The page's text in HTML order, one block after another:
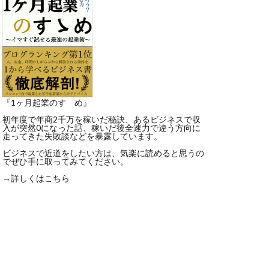
『1ヶ月起業のすゝめ』
初年度で年商2千万を稼いだ秘訣、あるビジネスで収
入が突然0になった話、稼いだ後全速力で違う方向に
走ってきた失敗談などを暴露しています。
ビジネスで近道をしたい方は、気楽に読めると思うの
でぜひ手に取ってみてください。
→詳しくはこちら